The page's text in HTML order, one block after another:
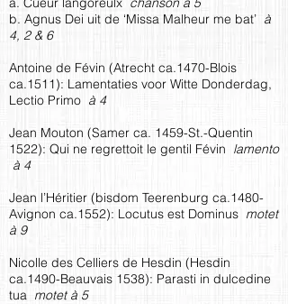
b. Agnus Dei uit de ‘Missa Malheur me bat’ à
4, 2 & 6
Antoine de Févin (Atrecht ca.1470-Blois
ca.1511): Lamentaties voor Witte Donderdag,
Lectio Primo à 4
Jean Mouton (Samer ca. 1459-St.-Quentin
1522): Qui ne regrettoit le gentil Févin lamento
à 4
Jean l’Héritier (bisdom Teerenburg ca.1480-
Avignon ca.1552): Locutus est Dominus motet
à 9
Nicolle des Celliers de Hesdin (Hesdin
ca.1490-Beauvais 1538): Parasti in dulcedine
tua motet à 5